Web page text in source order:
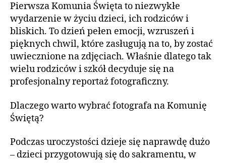
Pierwsza Komunia Święta to niezwykłe
wydarzenie w życiu dzieci, ich rodziców i
bliskich. To dzień pełen emocji, wzruszeń i
pięknych chwil, które zasługują na to, by zostać
uwiecznione na zdjęciach. Właśnie dlatego tak
wielu rodziców i szkół decyduje się na
profesjonalny reportaż fotograficzny.
Dlaczego warto wybrać fotografa na Komunię
Świętą?
Podczas uroczystości dzieje się naprawdę dużo
– dzieci przygotowują się do sakramentu, w